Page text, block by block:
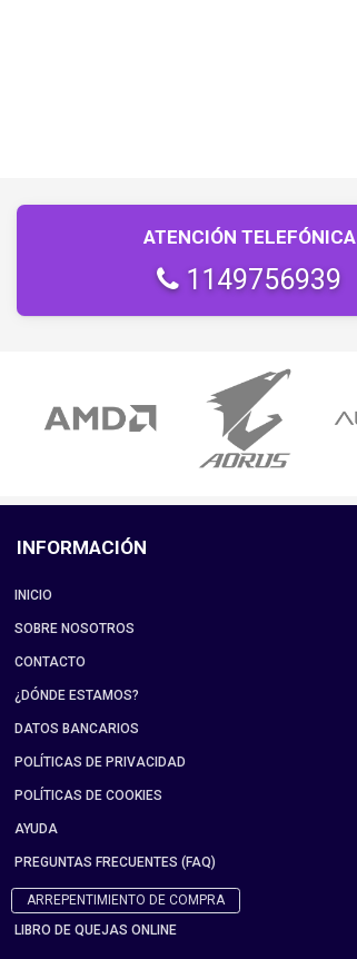
ATENCIÓN TELEFÓNICA
1149756939
INFORMACIÓN
INICIO
SOBRE NOSOTROS
CONTACTO
¿DÓNDE ESTAMOS?
DATOS BANCARIOS
POLÍTICAS DE PRIVACIDAD
POLÍTICAS DE COOKIES
AYUDA
PREGUNTAS FRECUENTES (FAQ)
ARREPENTIMIENTO DE COMPRA
LIBRO DE QUEJAS ONLINE